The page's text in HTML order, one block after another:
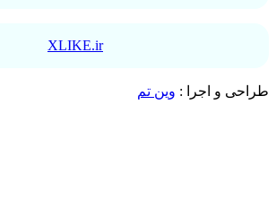
XLIKE.ir
طراحی و اجرا : وین تم